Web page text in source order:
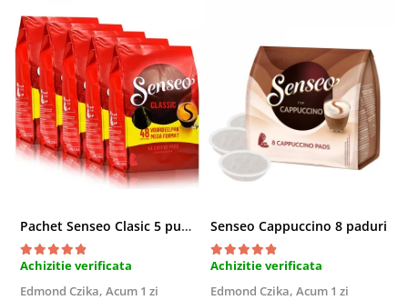
Pachet Senseo Clasic 5 pungi x 48 paduri
Achizitie verificata
Edmond Czika, Acum 1 zi
Senseo Cappuccino 8 paduri
Achizitie verificata
Edmond Czika, Acum 1 zi